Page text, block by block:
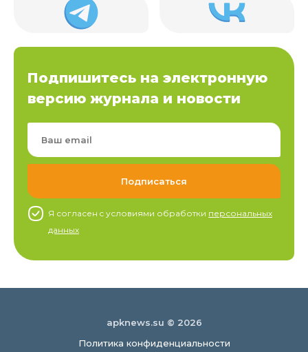
Подпишитесь на электронную
версию журнала и новости
Я согласен c условиями обработки персональных
данных
apknews.su © 2026
Политика конфиденциальности